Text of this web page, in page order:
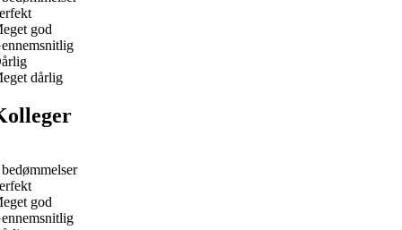
god
dårlig
god